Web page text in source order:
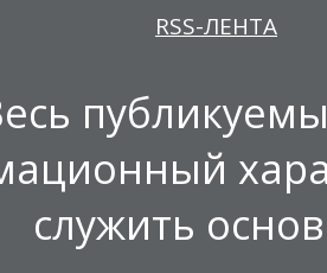
RSS-ЛЕНТА
служить